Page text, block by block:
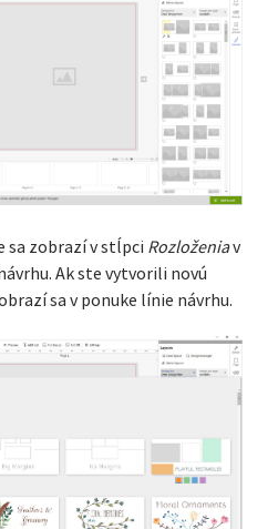
sa zobrazí v stĺpci Rozloženiav
Ak ste vytvorili novú
sa v ponuke línie návrhu.